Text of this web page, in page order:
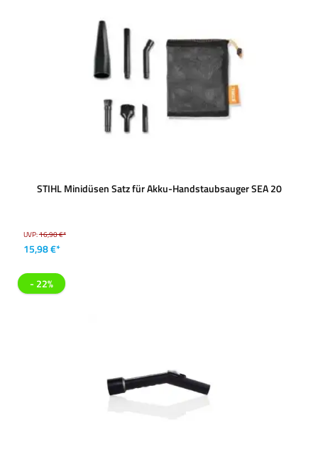
STIHL Minidüsen Satz für Akku-Handstaubsauger SEA 20
UVP:16,90 €*
15,98 €*
- 22%